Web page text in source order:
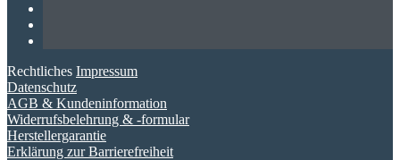
Rechtliches Impressum
Datenschutz
AGB & Kundeninformation
Widerrufsbelehrung & -formular
Herstellergarantie
Erklärung zur Barrierefreiheit